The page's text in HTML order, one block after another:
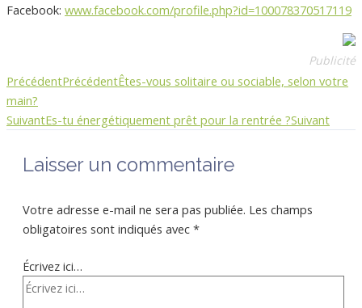
Facebook: www.facebook.com/profile.php?id=100078370517119
Publicité
PrécédentPrécédentÊtes-vous solitaire ou sociable, selon votre
main?
SuivantEs-tu énergétiquement prêt pour la rentrée ?Suivant
Laisser un commentaire
Votre adresse e-mail ne sera pas publiée. Les champs
obligatoires sont indiqués avec *
Écrivez ici…